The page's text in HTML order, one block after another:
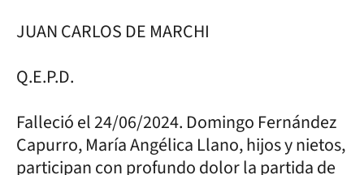
JUAN CARLOS DE MARCHI
Q.E.P.D.
Falleció el 24/06/2024. Domingo Fernández
Capurro, María Angélica Llano, hijos y nietos,
participan con profundo dolor la partida de